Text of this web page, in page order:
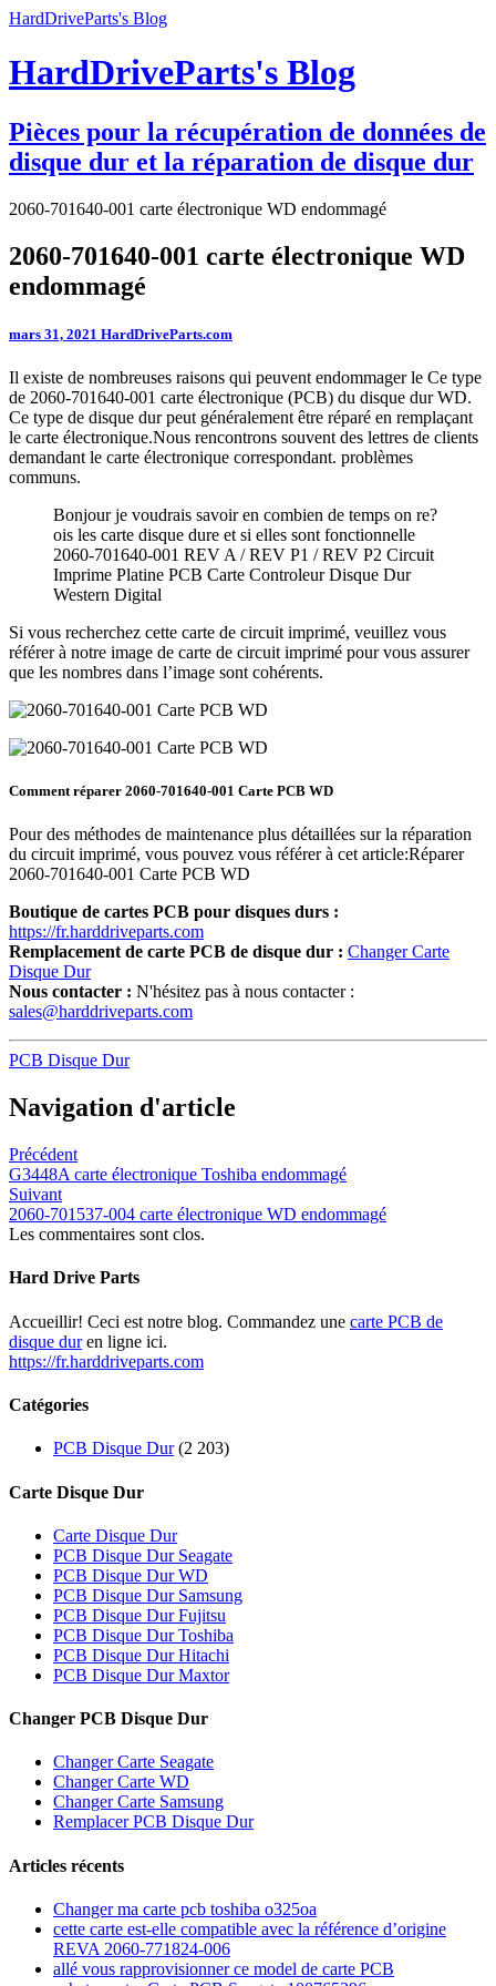
HardDriveParts's Blog
HardDriveParts's Blog
Pièces pour la récupération de données de
disque dur et la réparation de disque dur
2060-701640-001 carte électronique WD endommagé
2060-701640-001 carte électronique WD
endommagé
mars 31, 2021 HardDriveParts.com
Il existe de nombreuses raisons qui peuvent endommager le Ce type
de 2060-701640-001 carte électronique (PCB) du disque dur WD.
Ce type de disque dur peut généralement être réparé en remplaçant
le carte électronique.Nous rencontrons souvent des lettres de clients
demandant le carte électronique correspondant. problèmes
communs.
Bonjour je voudrais savoir en combien de temps on re?
ois les carte disque dure et si elles sont fonctionnelle
2060-701640-001 REV A / REV P1 / REV P2 Circuit
Imprime Platine PCB Carte Controleur Disque Dur
Western Digital
Si vous recherchez cette carte de circuit imprimé, veuillez vous
référer à notre image de carte de circuit imprimé pour vous assurer
que les nombres dans l’image sont cohérents.
Comment réparer 2060-701640-001 Carte PCB WD
Pour des méthodes de maintenance plus détaillées sur la réparation
du circuit imprimé, vous pouvez vous référer à cet article:Réparer
2060-701640-001 Carte PCB WD
Boutique de cartes PCB pour disques durs :
https://fr.harddriveparts.com
Remplacement de carte PCB de disque dur : Changer Carte
Disque Dur
Nous contacter : N'hésitez pas à nous contacter :
sales@harddriveparts.com
PCB Disque Dur
Navigation d'article
Précédent
G3448A carte électronique Toshiba endommagé
Suivant
2060-701537-004 carte électronique WD endommagé
Les commentaires sont clos.
Hard Drive Parts
Accueillir! Ceci est notre blog. Commandez une carte PCB de
disque duren ligne ici.
https://fr.harddriveparts.com
Catégories
PCB Disque Dur(2 203)
Carte Disque Dur
Carte Disque Dur
PCB Disque Dur Seagate
PCB Disque Dur WD
PCB Disque Dur Samsung
PCB Disque Dur Fujitsu
PCB Disque Dur Toshiba
PCB Disque Dur Hitachi
PCB Disque Dur Maxtor
Changer PCB Disque Dur
Changer Carte Seagate
Changer Carte WD
Changer Carte Samsung
Remplacer PCB Disque Dur
Articles récents
Changer ma carte pcb toshiba o325oa
cette carte est-elle compatible avec la référence d’origine
REVA 2060-771824-006
allé vous rapprovisionner ce model de carte PCB